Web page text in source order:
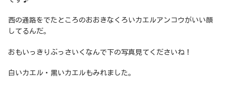
西の通路をでたところのおおきなくろいカエルアンコウがいい顔
してるんだ。
おもいっきりぶっさいくなんで下の写真見てくださいね！
白いカエル・黒いカエルもみれました。